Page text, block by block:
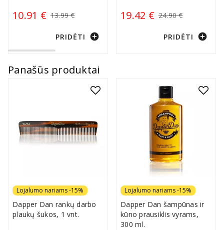
10.91 € 13.99 €
PRIDĖTI add_circle
19.42 € 24.90 €
PRIDĖTI add_circle
Panašūs produktai
Lojalumo nariams -15%
Dapper Dan rankų darbo
plaukų šukos, 1 vnt.
Lojalumo nariams -15%
Dapper Dan šampūnas ir
kūno prausiklis vyrams,
300 ml.